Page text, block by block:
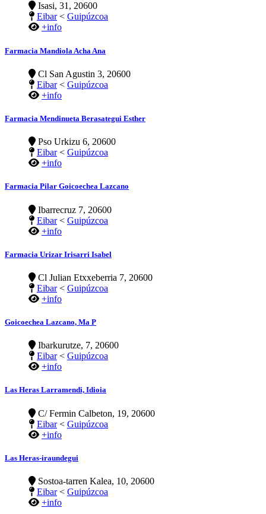
Isasi, 31, 20600
Eibar< Guipúzcoa
+info
Farmacia Mandiola Acha Ana
Cl San Agustin 3, 20600
Eibar< Guipúzcoa
+info
Farmacia Mendinueta Berasategui Esther
Pso Urkizu 6, 20600
Eibar< Guipúzcoa
+info
Farmacia Pilar Goicoechea Lazcano
Ibarrecruz 7, 20600
Eibar< Guipúzcoa
+info
Farmacia Urizar Irisarri Isabel
Cl Julian Etxxeberria 7, 20600
Eibar< Guipúzcoa
+info
Goicoechea Lazcano, Ma P
Ibarkurutze, 7, 20600
Eibar< Guipúzcoa
+info
Las Heras Larramendi, Idioia
C/ Fermin Calbeton, 19, 20600
Eibar< Guipúzcoa
+info
Las Heras-iraundegui
Sostoa-tarren Kalea, 10, 20600
Eibar< Guipúzcoa
+info